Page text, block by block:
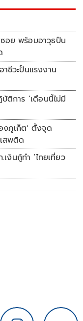
ซอย พร้อมอาวุธปืน
ชีวะปั้นแรงงาน
ติการ ‘เดือนนี้ไม่มี
งภูเก็ต' ตั้งจุด
สพติด
เงินกู้ทำ ‘ไทยเที่ยว